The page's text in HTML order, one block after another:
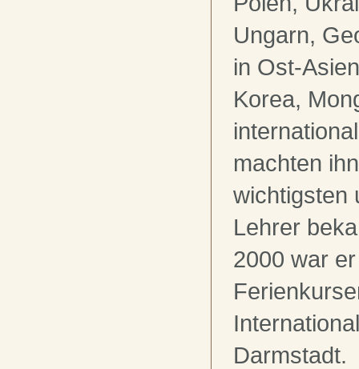
Ungarn,
in Ost-
Korea,
machten
wichtigsten
Lehrer
2000 war
Darmstadt.